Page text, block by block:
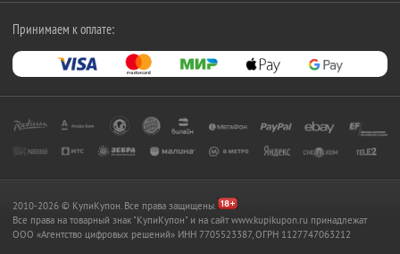
Принимаем к оплате:
2010-2026 © КупиКупон. Все права защищены.
Все права на товарный знак "КупиКупон" и на сайт www.kupikupon.ru принадлежат
OOO «Агентство цифровых решений» ИНН 7705523387, ОГРН 1127747063212